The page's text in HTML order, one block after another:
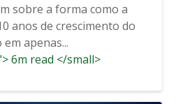
sobre a forma como a
anos de crescimento do
apenas...
6m read </small>